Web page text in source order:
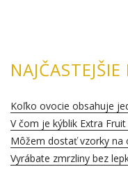
Koľko ovocie obsahuje
V čom je kýblik Extra
Môžem dostať vzorky na
Vyrábate zmrzliny bez